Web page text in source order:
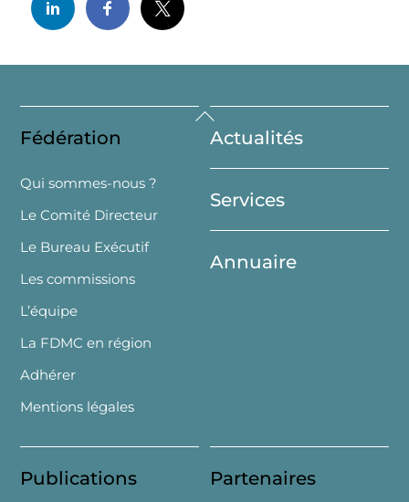
Back
To
Top
Fédération
Qui sommes-nous ?
Le Comité Directeur
Le Bureau Exécutif
Les commissions
L’équipe
La FDMC en région
Adhérer
Mentions légales
Actualités
Services
Annuaire
Publications Partenaires